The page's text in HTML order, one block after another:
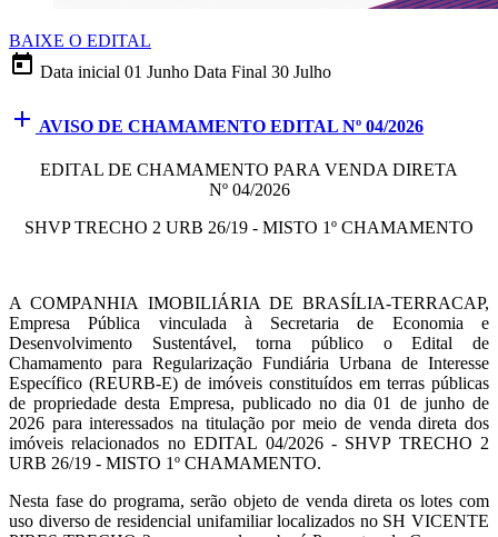
BAIXE O EDITAL
today Data inicial 01 Junho Data Final 30 Julho
add AVISO DE CHAMAMENTO EDITAL Nº 04/2026
EDITAL DE CHAMAMENTO PARA VENDA DIRETA
Nº 04/2026
SHVP TRECHO 2 URB 26/19 - MISTO 1º CHAMAMENTO
A COMPANHIA IMOBILIÁRIA DE BRASÍLIA-TERRACAP,
Empresa Pública vinculada à Secretaria de Economia e
Desenvolvimento Sustentável, torna público o Edital de
Chamamento para Regularização Fundiária Urbana de Interesse
Específico (REURB-E) de imóveis constituídos em terras públicas
de propriedade desta Empresa, publicado no dia 01 de junho de
2026 para interessados na titulação por meio de venda direta dos
imóveis relacionados no EDITAL 04/2026 - SHVP TRECHO 2
URB 26/19 - MISTO 1º CHAMAMENTO.
Nesta fase do programa, serão objeto de venda direta os lotes com
uso diverso de residencial unifamiliar localizados no SH VICENTE